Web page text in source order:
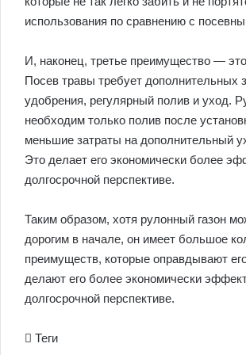
использования по сравнению с
И, наконец, третье преимущество —
Посев травы требует дополнительных
удобрения, регулярный полив и уход.
необходим только полив после
меньшие затраты на дополнительный
Это делает его экономически более
долгосрочной перспективе.
Таким образом, хотя рулонный газон
дорогим в начале, он имеет большое
преимуществ, которые оправдывают
делают его более экономически
долгосрочной перспективе.
Теги